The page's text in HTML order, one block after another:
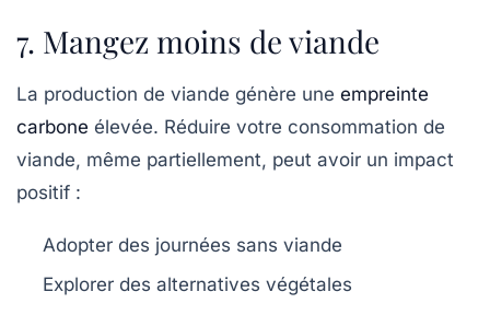
7. Mangez moins de viande
La production de viande génère une empreinte
carbone élevée. Réduire votre consommation de
viande, même partiellement, peut avoir un impact
positif :
Adopter des journées sans viande
Explorer des alternatives végétales